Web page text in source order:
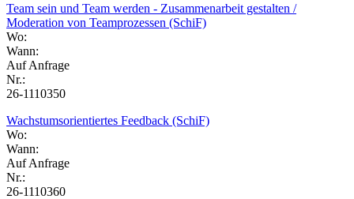
Team sein und Team werden - Zusammenarbeit gestalten /
Moderation von Teamprozessen (SchiF)
Wo:
Wann:
Auf Anfrage
Nr.:
26-1110350
Wachstumsorientiertes Feedback (SchiF)
Wo:
Wann:
Auf Anfrage
Nr.:
26-1110360